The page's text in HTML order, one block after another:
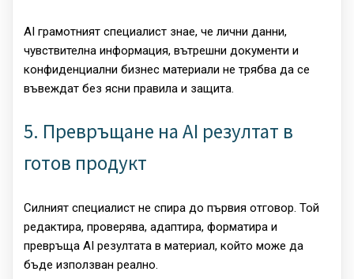
AI грамотният специалист знае, че лични данни,
чувствителна информация, вътрешни документи и
конфиденциални бизнес материали не трябва да се
въвеждат без ясни правила и защита.
5. Превръщане на AI резултат в
готов продукт
Силният специалист не спира до първия отговор. Той
редактира, проверява, адаптира, форматира и
превръща AI резултата в материал, който може да
бъде използван реално.